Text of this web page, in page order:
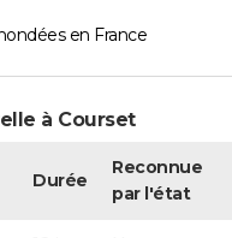
en France
à Courset
Durée
Reconnue
par l'état